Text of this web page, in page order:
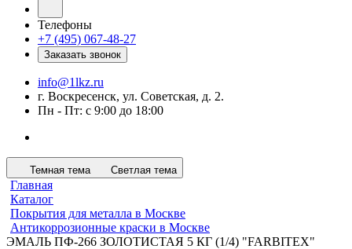
Телефоны
+7 (495) 067-48-27
Заказать звонок
info@1lkz.ru
г. Воскресенск, ул. Советская, д. 2.
Пн - Пт: с 9:00 до 18:00
Темная тема Светлая тема
Главная
Каталог
Покрытия для металла в Москве
Антикоррозионные краски в Москве
ЭМАЛЬ ПФ-266 ЗОЛОТИСТАЯ 5 КГ (1/4) "FARBITEX"